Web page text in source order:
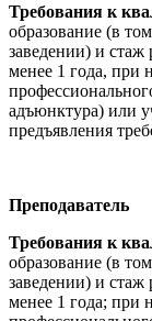
Требования к
образование (в
заведении) и стаж
менее 1 года, при
адъюнктура) или
предъявления
Преподаватель
Требования к
образование (в
заведении) и стаж
менее 1 года; при